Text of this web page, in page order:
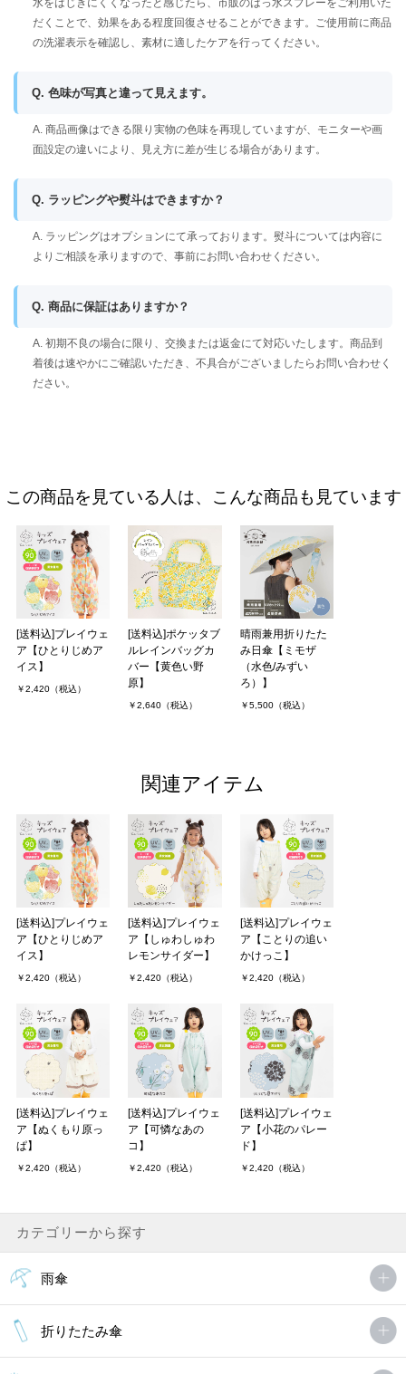
水をはじきにくくなったと感じたら、市販のはっ水スプレーをご利用いた
だくことで、効果をある程度回復させることができます。ご使用前に商品
の洗濯表示を確認し、素材に適したケアを行ってください。
Q. 色味が写真と違って見えます。
A. 商品画像はできる限り実物の色味を再現していますが、モニターや画
面設定の違いにより、見え方に差が生じる場合があります。
Q. ラッピングや熨斗はできますか？
A. ラッピングはオプションにて承っております。熨斗については内容に
よりご相談を承りますので、事前にお問い合わせください。
Q. 商品に保証はありますか？
A. 初期不良の場合に限り、交換または返金にて対応いたします。商品到
着後は速やかにご確認いただき、不具合がございましたらお問い合わせく
ださい。
この商品を見ている人は、こんな商品も見ています
[送料込]プレイウェ
ア【ひとりじめア
イス】
￥2,420（税込）
[送料込]ポケッタブ
ルレインバッグカ
バー【黄色い野
原】
￥2,640（税込）
晴雨兼用折りたた
み日傘【ミモザ
（水色/みずい
ろ）】
￥5,500（税込）
関連アイテム
[送料込]プレイウェ
ア【ひとりじめア
イス】
￥2,420（税込）
[送料込]プレイウェ
ア【しゅわしゅわ
レモンサイダー】
￥2,420（税込）
[送料込]プレイウェ
ア【ことりの追い
かけっこ】
￥2,420（税込）
[送料込]プレイウェ
ア【ぬくもり原っ
ぱ】
￥2,420（税込）
[送料込]プレイウェ
ア【可憐なあの
コ】
￥2,420（税込）
[送料込]プレイウェ
ア【小花のパレー
ド】
￥2,420（税込）
カテゴリーから探す
雨傘
折りたたみ傘